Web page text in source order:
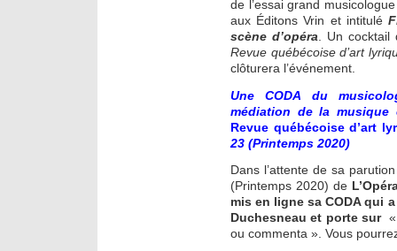
de l’essai grand
aux Éditons Vrin et intitulé
scène d’opéra . Un
Revue québécoise d’art
clôturera l’événement.
Une CODA du
médiation de la
Revue québécoise d’art
23 (Printemps 2020)
Dans l’attente de sa
(Printemps 2020) de
mis en ligne sa CODA qui
Duchesneau et porte sur
ou commenta ». Vous